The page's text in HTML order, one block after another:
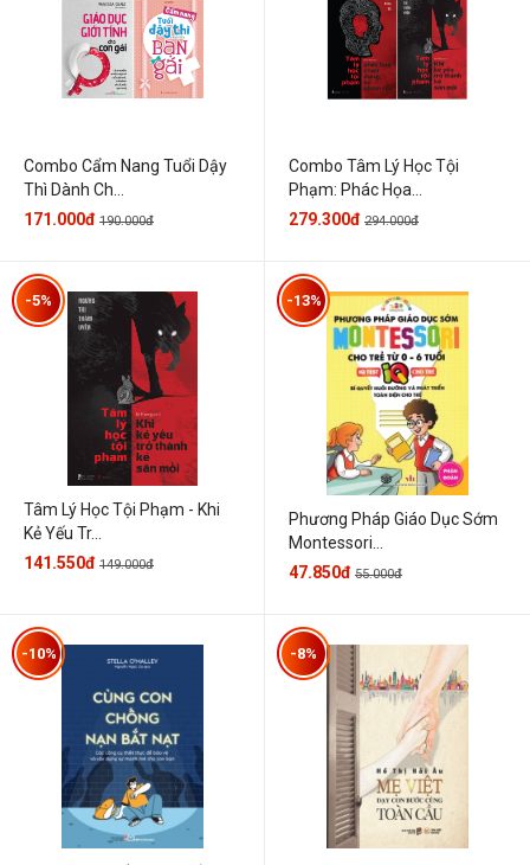
Combo Cẩm Nang Tuổi Dậy
Thì Dành Ch...
171.000đ 190.000đ
Combo Tâm Lý Học Tội
Phạm: Phác Họa...
279.300đ 294.000đ
Tâm Lý Học Tội Phạm - Khi
Kẻ Yếu Tr...
-5%
141.550đ 149.000đ
Phương Pháp Giáo Dục Sớm
Montessori...
-13%
47.850đ 55.000đ
-10% -8%